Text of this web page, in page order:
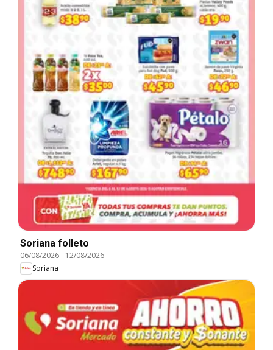
Soriana folleto
06/08/2026- 12/08/2026
Soriana